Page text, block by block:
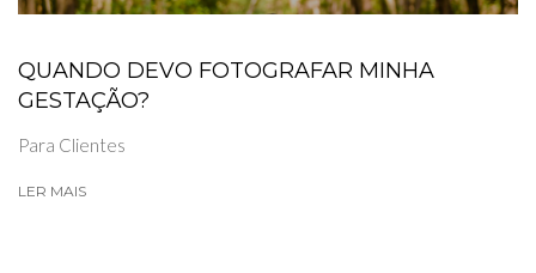
QUANDO DEVO FOTOGRAFAR MINHA
GESTAÇÃO?
Para Clientes
LER MAIS